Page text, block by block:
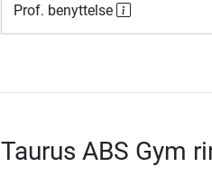
Prof. benyttelse
Taurus ABS Gym